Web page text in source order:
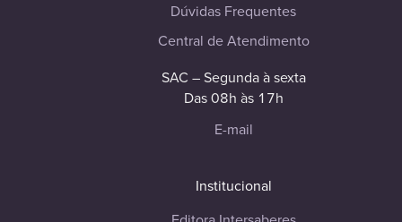
Dúvidas Frequentes
Central de Atendimento
SAC – Segunda à sexta
Das 08h às 17h
E-mail
Institucional